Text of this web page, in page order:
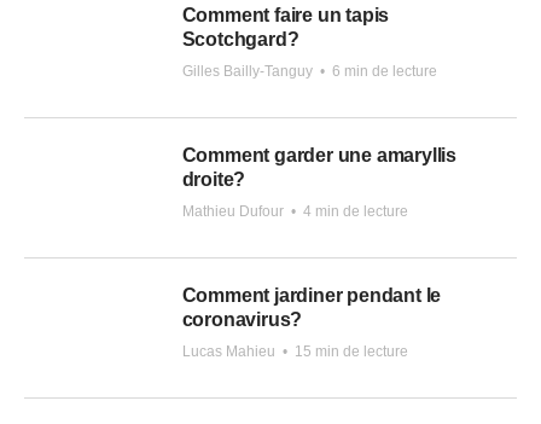
Comment faire un tapis
Scotchgard?
Gilles Bailly-Tanguy • 6 min de lecture
Comment garder une amaryllis
droite?
Mathieu Dufour • 4 min de lecture
Comment jardiner pendant le
coronavirus?
Lucas Mahieu • 15 min de lecture